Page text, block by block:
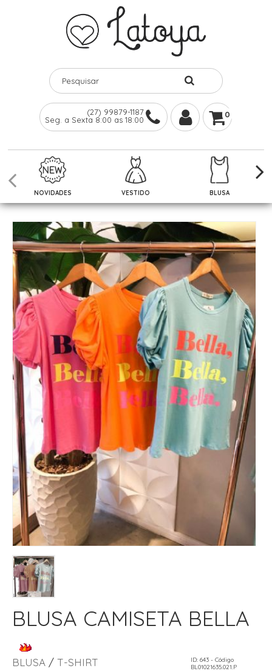
(27) 99879-1187
Seg. a Sexta 8:00 as 18:00
0
NOVIDADES VESTIDO BLUSA
BLUSA CAMISETA BELLA
BLUSA / T-SHIRT
ID: 643 - Código
BL01021635.021.P